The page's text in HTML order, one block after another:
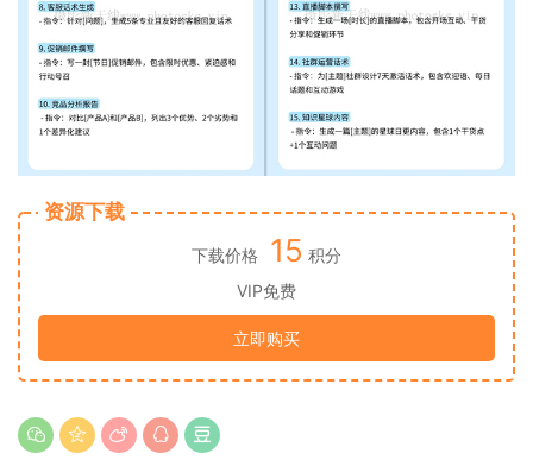
资源下载
下载价格 15 积分
VIP免费
立即购买